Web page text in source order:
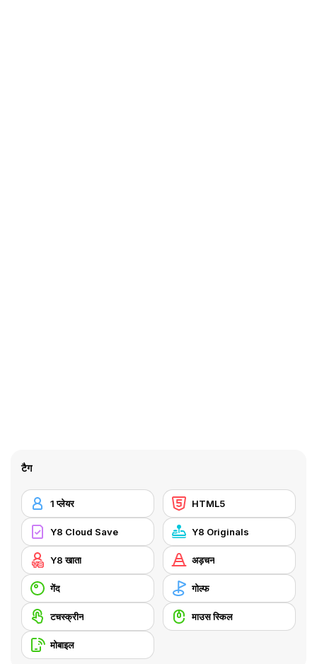
टैग
1 प्लेयर HTML5
Y8 Cloud Save Y8 Originals
Y8 खाता अड़चन
गेंद गोल्फ
टचस्क्रीन माउस स्किल
मोबाइल